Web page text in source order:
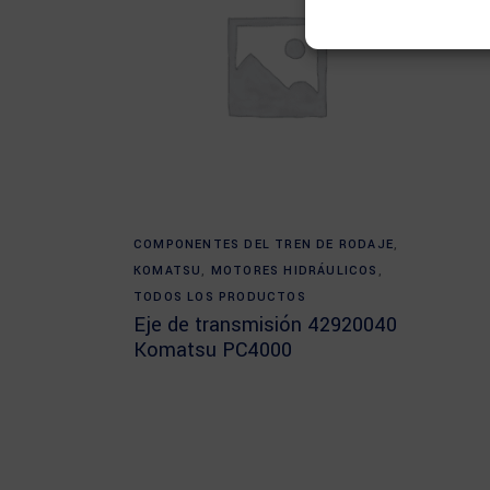
Read more
COMPONENTES DEL TREN DE RODAJE,
KOMATSU , MOTORES HIDRÁULICOS ,
TODOS LOS PRODUCTOS
Eje de transmisión 42920040
Komatsu PC4000